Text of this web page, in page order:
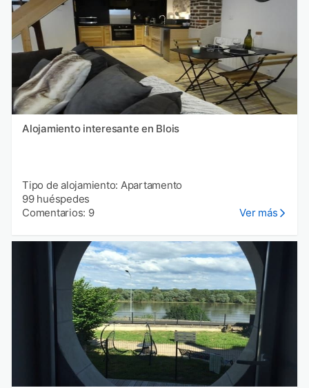
Alojamiento interesante en Blois
Tipo de alojamiento: Apartamento
99 huéspedes
Comentarios: 9
Ver más